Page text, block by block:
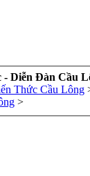
Diễn Đàn Cầu
Thức Cầu Lông
>